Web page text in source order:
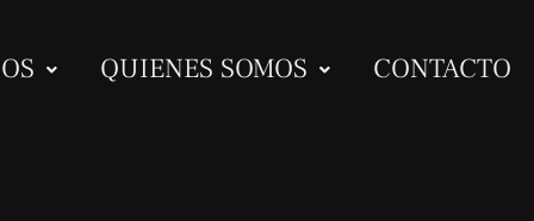
QUIENES SOMOS CONTACTO